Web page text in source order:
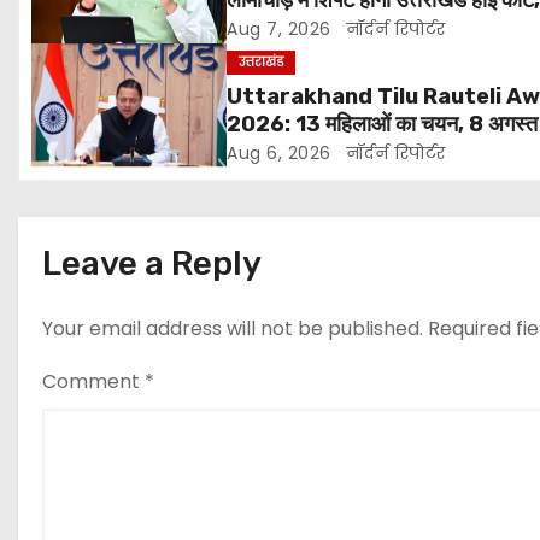
v
i
g
t
i
o
महत्वपूर्ण फैसले
Aug 7, 2026 नॉर्दर्न रिपोर्टर
उत्तराखंड
Uttarakhand Tilu Rauteli
2026: 13 महिलाओं का चयन, 8 अगस्त
सीएम धामी करेंगे सम्मानित
Aug 6, 2026 नॉर्दर्न रिपोर्टर
Leave a Reply
Your email address will not be published. Required
Comment *